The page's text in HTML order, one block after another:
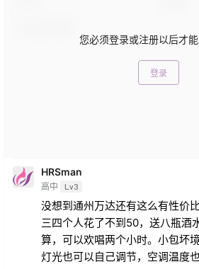
您必须登录或注册以后才
登录
HRSman
高中 Lv3
没想到通州万达还有这么有性价
三四个人花了不到50，送八瓶酒
算，可以欢唱两个小时。小包坏
灯光也可以自己调节，空调温度